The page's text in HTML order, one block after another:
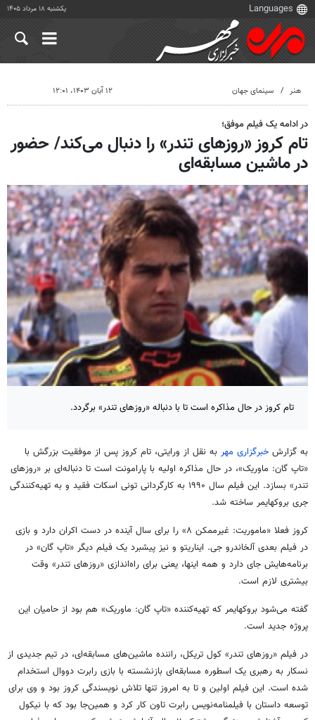
یکشنبه ۱۸ مرداد ۱۴۰۵
هنر سینمای جهان ۱۲ آبان ۱۴۰۳، ۱۲:۰۱
در ادامه یک فیلم موفق؛
تام کروز «روزهای تندر» را دنبال می‌کند/ حضور
در ماشین مسابقه‌ای
تام کروز در حال مذاکره است تا با دنباله «روزهای تندر» برگردد.
به گزارش خبرگزاری مهر به نقل از ورایتی، تام کروز پس از موفقیت بزرگش با
«تاپ گان: ماوریک»، در حال مذاکره اولیه با پارامونت است تا دنباله‌ای بر «روزهای
تندر» بسازد. این فیلم سال ۱۹۹۰ به کارگردانی تونی اسکات فقید و به تهیه‌کنندگی
جری بروکهایمر ساخته شد.
کروز فعلا «ماموریت: غیرممکن ۸» را برای سال آینده در دست اکران دارد و بازی
در فیلم بعدی آلخاندرو جی. ایناریتو و نیز پیشبرد یک فیلم دیگر «تاپ گان» در
برنامه‌هایش جای دارد و همه اینها، یعنی برای راه‌اندازی «روزهای تندر» وقت
بیشتری لازم است.
گفته می‌شود بروکهایمر که تهیه‌کننده «تاپ گان: ماوریک» هم بود از حامیان این
پروژه جدید است.
در فیلم «روزهای تندر» کول تریکل، راننده ماشین‌های مسابقه‌ای، در تیم جدیدی از
نسکار به رهبری یک اسطوره مسابقه‌ای بازنشسته با بازی رابرت دووال استخدام
شده است. این فیلم اولین و تا به امروز تنها تلاش نویسندگی کروز بود و وی برای
توسعه داستان با فیلمنامه‌نویس رابرت تاون کار کرد و همین‌جا بود که با نیکول